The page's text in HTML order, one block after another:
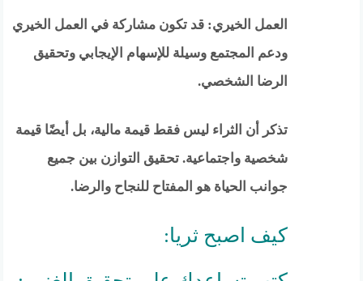
العمل الخيري: قد تكون مشاركة في العمل الخيري
ودعم المجتمع وسيلة للإسهام الإيجابي وتحقيق
الرضا الشخصي.
تذكر أن الثراء ليس فقط قيمة مالية، بل أيضًا قيمة
شخصية واجتماعية. تحقيق التوازن بين جميع
جوانب الحياة هو المفتاح للنجاح والرضا.
كيف اصبح ثريا: